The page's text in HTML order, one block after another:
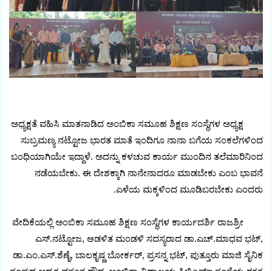
ಅಧ್ಯಕ್ಷತೆ ವಹಿಸಿ ಮಾತನಾಡಿದ ಅಂಬಿಕಾ ಸಮೂಹ ಶಿಕ್ಷಣ ಸಂಸ್ಥೆಗಳ ಅಧ್ಯಕ್ಷ
ಸುಬ್ರಮಣ್ಯ ನಟ್ಟೋಜ ಭಾರತ ಮಾತೆ ಇಂದಿಗೂ ನಾನಾ ಬಗೆಯ ಸಂಕಲೆಗಳಿಂದ
ಬಂಧಿಯಾಗಿಯೇ ಇದ್ದಾಳೆ. ಅದನ್ನು ಕಳಚುವ ಕಾರ್ಯ ಮುಂದಿನ ತಲೆಮಾರಿನಿಂದ
ನಡೆಯಬೇಕು. ಈ ದೇಶಕ್ಕಾಗಿ ನಾನೇನಾದರೂ ಮಾಡಬೇಕು ಎಂಬ ಭಾವನೆ
ಎಳೆಯ ಮಕ್ಕಳಿಂದ ಮೂಡಿಬರಬೇಕು ಎಂದರು.
ವೇದಿಕೆಯಲ್ಲಿ ಅಂಬಿಕಾ ಸಮೂಹ ಶಿಕ್ಷಣ ಸಂಸ್ಥೆಗಳ ಕಾರ್ಯದರ್ಶಿ ರಾಜಶ್ರೀ
ಎಸ್.ನಟ್ಟೋಜ, ಆಡಳಿತ ಮಂಡಳಿ ಸದಸ್ಯರಾದ ಡಾ.ಎಚ್.ಮಾಧವ ಭಟ್,
ಡಾ.ಎಂ.ಎಸ್.ಶೆಣೈ, ಬಾಲಕೃಷ್ಣ ಬೋರ್ಕರ್, ಪ್ರಸನ್ನ ಭಟ್, ಪುತ್ತೂರು ಮಾಜಿ ಸೈನಿಕ